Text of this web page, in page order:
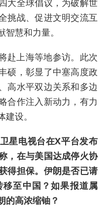
大全球倡议，为破解世
挑战、促进文明交流互
慧和力量。
赴上海等地参访。此次
硕，彰显了中塞高度政
高水平双边关系和多边
合作注入新动力，有力
设。
星电视台在X平台发布
，在与美国达成停火协
得担保。伊朗是否已请
至中国？如果报道属
的高浓缩铀？